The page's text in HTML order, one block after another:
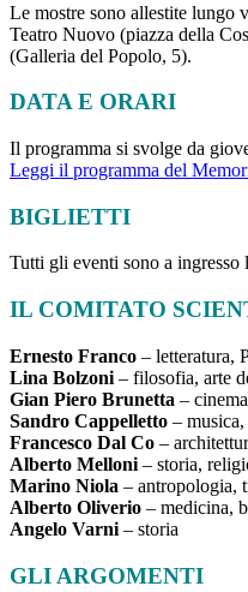
Le mostre sono allestite lungo
Teatro Nuovo (piazza della
(Galleria del Popolo, 5).
DATA E ORARI
Il programma si svolge da
Leggi il programma del
BIGLIETTI
Tutti gli eventi sono a ingresso
IL COMITATO
Ernesto Franco – letteratura,
Lina Bolzoni – filosofia, arte
Gian Piero Brunetta – cinema
Sandro Cappelletto –
Francesco Dal Co –
Alberto Melloni – storia,
Marino Niola – antropologia,
Alberto Oliverio – medicina,
Angelo Varni – storia
GLI ARGOMENTI